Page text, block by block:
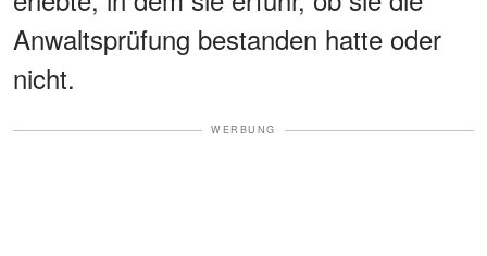
Anwaltsprüfung bestanden hatte oder
nicht.
WERBUNG